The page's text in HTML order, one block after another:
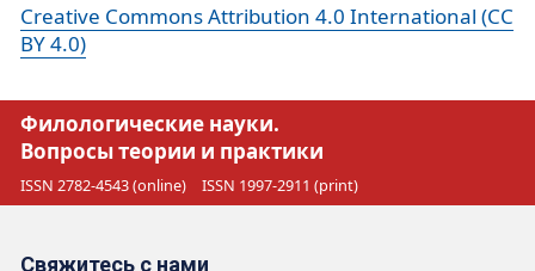
Creative Commons Attribution 4.0 International (CC
BY 4.0)
Филологические науки.
Вопросы теории и практики
ISSN 2782-4543 (online) ISSN 1997-2911 (print)
Свяжитесь с нами